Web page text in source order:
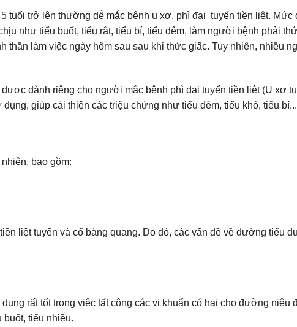
tuổi trở lên thường dễ mắc bệnh u xơ, phì đại tuyến tiền liệt. Mức
như tiểu buốt, tiểu rắt, tiểu bí, tiểu đêm, làm người bệnh phải
làm việc ngày hôm sau sau khi thức giấc. Tuy nhiên, nhiều
dành riêng cho người mắc bệnh phì đại tuyến tiền liệt (U xơ
giúp cải thiện các triệu chứng như tiểu đêm, tiểu khó, tiểu
bao gồm:
liệt tuyến và cổ bàng quang. Do đó, các vấn đề về đường tiểu
rất tốt trong việc tất công các vi khuẩn có hại cho đường niệu
buốt, tiểu nhiều.